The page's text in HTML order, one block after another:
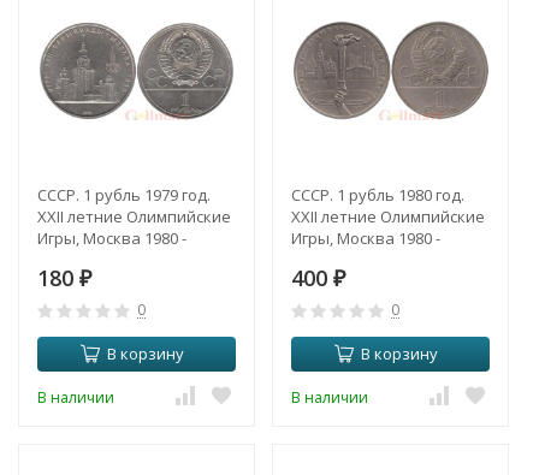
СССР. 1 рубль 1979 год.
XXII летние Олимпийские
Игры, Москва 1980 -
180 ₽
0
В корзину
В наличии
СССР. 1 рубль 1980 год.
XXII летние Олимпийские
Игры, Москва 1980 -
400 ₽
0
В корзину
В наличии